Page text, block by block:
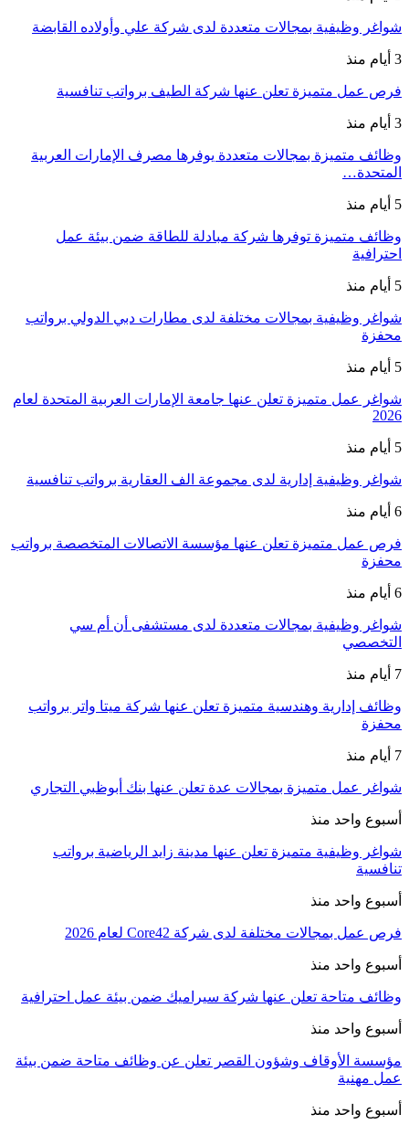
شواغر وظيفية بمجالات متعددة لدى شركة علي وأولاده القابضة
3 أيام منذ
فرص عمل متميزة تعلن عنها شركة الطيف برواتب تنافسية
3 أيام منذ
وظائف متميزة بمجالات متعددة يوفرها مصرف الإمارات العربية
المتحدة…
5 أيام منذ
وظائف متميزة توفرها شركة مبادلة للطاقة ضمن بيئة عمل
احترافية
5 أيام منذ
شواغر وظيفية بمجالات مختلفة لدى مطارات دبي الدولي برواتب
محفزة
5 أيام منذ
شواغر عمل متميزة تعلن عنها جامعة الإمارات العربية المتحدة لعام
2026
5 أيام منذ
شواغر وظيفية إدارية لدى مجموعة الف العقارية برواتب تنافسية
6 أيام منذ
فرص عمل متميزة تعلن عنها مؤسسة الاتصالات المتخصصة برواتب
محفزة
6 أيام منذ
شواغر وظيفية بمجالات متعددة لدى مستشفى أن أم سي
التخصصي
7 أيام منذ
وظائف إدارية وهندسية متميزة تعلن عنها شركة ميتا واتر برواتب
محفزة
7 أيام منذ
شواغر عمل متميزة بمجالات عدة تعلن عنها بنك أبوظبي التجاري
أسبوع واحد منذ
شواغر وظيفية متميزة تعلن عنها مدينة زايد الرياضية برواتب
تنافسية
أسبوع واحد منذ
فرص عمل بمجالات مختلفة لدى شركة Core42 لعام 2026
أسبوع واحد منذ
وظائف متاحة تعلن عنها شركة سيراميك ضمن بيئة عمل احترافية
أسبوع واحد منذ
مؤسسة الأوقاف وشؤون القصر تعلن عن وظائف متاحة ضمن بيئة
عمل مهنية
أسبوع واحد منذ